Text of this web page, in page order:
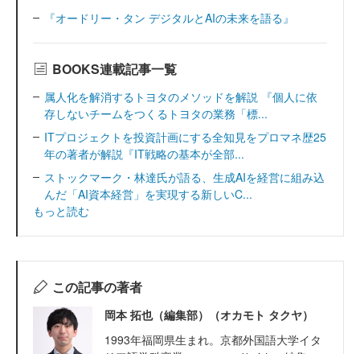
『オードリー・タン デジタルとAIの未来を語る』
BOOKS連載記事一覧
属人化を解消するトヨタのメソッドを解説 『個人に依
存しないチームをつくるトヨタの業務「標...
ITプロジェクトを投資計画にする全知見をプロマネ歴25
年の著者が解説『IT戦略の基本が全部...
ストックマーク・林達氏が語る、生成AIを経営に組み込
んだ「AI資本経営」を実現する新しいC...
もっと読む
この記事の著者
岡本 拓也（編集部）（オカモト タクヤ）
1993年福岡県生まれ。京都外国語大学イタ